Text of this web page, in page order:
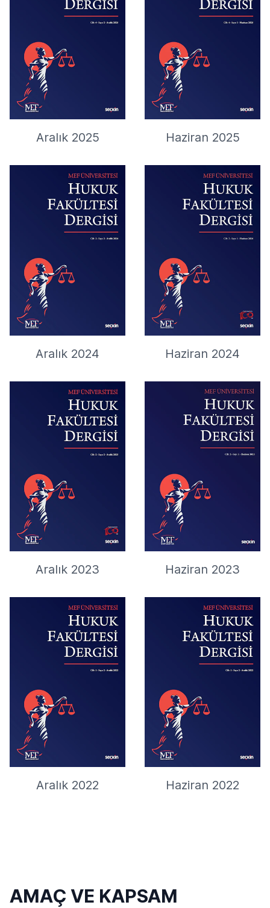
Aralık 2025 Haziran 2025
Aralık 2024 Haziran 2024
Aralık 2023 Haziran 2023
Aralık 2022 Haziran 2022
AMAÇ VE KAPSAM